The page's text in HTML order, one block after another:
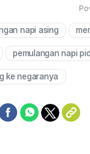
napi asing
pemulangan napi
ke negaranya